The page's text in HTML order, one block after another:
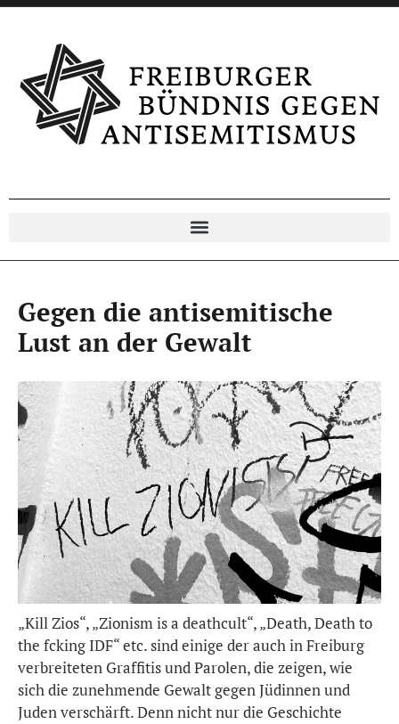
Gegen die antisemitische
Lust an der Gewalt
„Kill Zios“, „Zionism is a deathcult“, „Death, Death to
the fcking IDF“ etc. sind einige der auch in Freiburg
verbreiteten Graffitis und Parolen, die zeigen, wie
sich die zunehmende Gewalt gegen Jüdinnen und
Juden verschärft. Denn nicht nur die Geschichte